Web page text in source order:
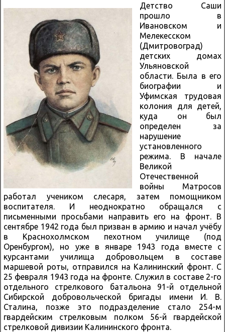
Детство Саши
прошло в
Ивановском и
Мелекесском
(Дмитровоград)
детских домах
Ульяновской
области. Была в его
биографии и
Уфимская трудовая
колония для детей,
куда он был
определен за
нарушение
установленного
режима. В начале
Великой
Отечественной
войны Матросов
работал учеником слесаря, затем помощником
воспитателя. И неоднократно обращался с
письменными просьбами направить его на фронт. В
сентябре 1942 года был призван в армию и начал учёбу
в Краснохолмском пехотном училище (под
Оренбургом), но уже в январе 1943 года вместе с
курсантами училища добровольцем в составе
маршевой роты, отправился на Калининский фронт. С
25 февраля 1943 года на фронте. Служил в составе 2-го
отдельного стрелкового батальона 91-й отдельной
Сибирской добровольческой бригады имени И. В.
Сталина, позже это подразделение стало 254-м
гвардейским стрелковым полком 56-й гвардейской
стрелковой дивизии Калининского фронта.